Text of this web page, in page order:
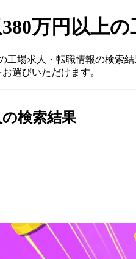
万円以上
工場求人・転職情報の検索
選びいただけます。
検索結果